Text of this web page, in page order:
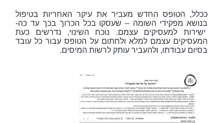
ככלל, הטופס החדש מעביר את עיקר האחריות בטיפול
בנושא מפקידי השומה – שעסקו בכל הכרוך בכך עד כה-
ישירות למעסיקים עצמם. נוכח השינוי, נדרשים כעת
המעסיקים עצמם למלא ולחתום על הטופס עבור כל עובד
בסיום עבודתו, ולהעביר עותק לרשות המיסים.